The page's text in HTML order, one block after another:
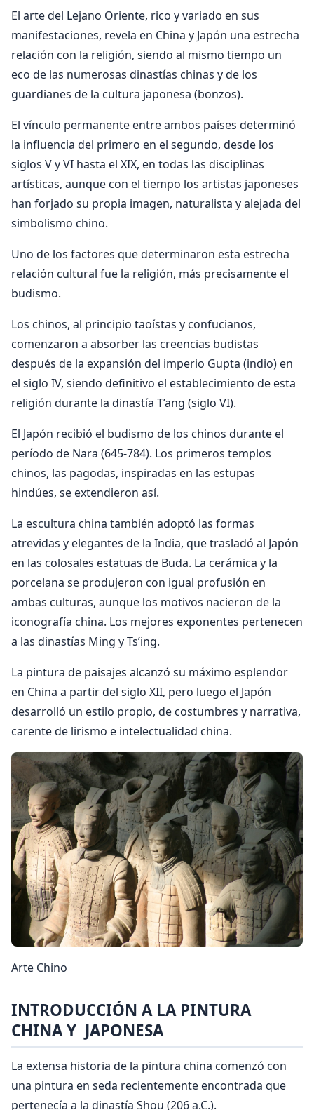
El arte del Lejano Oriente, rico y variado en sus
manifestaciones, revela en China y Japón una estrecha
relación con la religión, siendo al mismo tiempo un
eco de las numerosas dinastías chinas y de los
guardianes de la cultura japonesa (bonzos).
El vínculo permanente entre ambos países determinó
la influencia del primero en el segundo, desde los
siglos V y VI hasta el XIX, en todas las disciplinas
artísticas, aunque con el tiempo los artistas japoneses
han forjado su propia imagen, naturalista y alejada del
simbolismo chino.
Uno de los factores que determinaron esta estrecha
relación cultural fue la religión, más precisamente el
budismo.
Los chinos, al principio taoístas y confucianos,
comenzaron a absorber las creencias budistas
después de la expansión del imperio Gupta (indio) en
el siglo IV, siendo definitivo el establecimiento de esta
religión durante la dinastía T’ang (siglo VI).
El Japón recibió el budismo de los chinos durante el
período de Nara (645-784). Los primeros templos
chinos, las pagodas, inspiradas en las estupas
hindúes, se extendieron así.
La escultura china también adoptó las formas
atrevidas y elegantes de la India, que trasladó al Japón
en las colosales estatuas de Buda. La cerámica y la
porcelana se produjeron con igual profusión en
ambas culturas, aunque los motivos nacieron de la
iconografía china. Los mejores exponentes pertenecen
a las dinastías Ming y Ts’ing.
La pintura de paisajes alcanzó su máximo esplendor
en China a partir del siglo XII, pero luego el Japón
desarrolló un estilo propio, de costumbres y narrativa,
carente de lirismo e intelectualidad china.
Arte Chino
INTRODUCCIÓN A LA PINTURA
CHINA Y JAPONESA
La extensa historia de la pintura china comenzó con
una pintura en seda recientemente encontrada que
pertenecía a la dinastía Shou (206 a.C.).